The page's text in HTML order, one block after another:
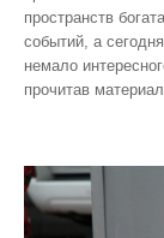
пространств
событий, а
немало
прочитав